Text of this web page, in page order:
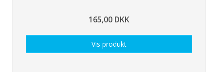
165,00 DKK
Vis produkt